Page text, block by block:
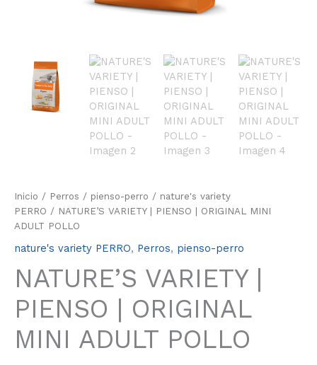
Inicio / Perros / pienso-perro / nature's variety
PERRO / NATURE’S VARIETY | PIENSO | ORIGINAL MINI
ADULT POLLO
nature's variety PERRO, Perros, pienso-perro
NATURE’S VARIETY |
PIENSO | ORIGINAL
MINI ADULT POLLO